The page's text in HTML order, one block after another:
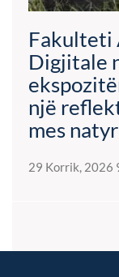
Fakulteti
Digjitale
një
mes
29 Korrik, 2026